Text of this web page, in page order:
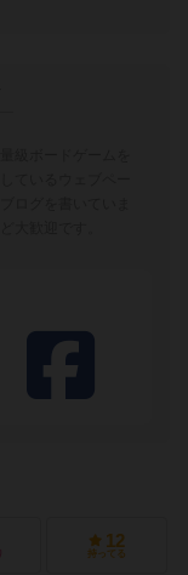
12
持ってる